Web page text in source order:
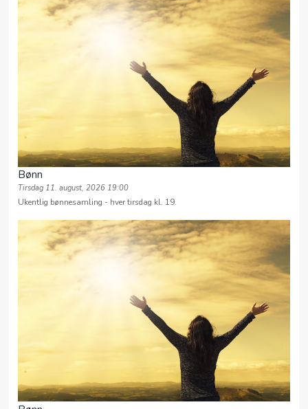
Bønn
Tirsdag 11. august, 2026 19:00
Ukentlig bønnesamling - hver tirsdag kl. 19.